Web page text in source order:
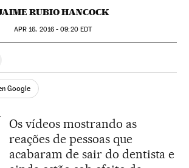
RUBIO HANCOCK
APR 16, 2016 - 09:20EDT
Facebook
en TwitterRedes Sociales
Google
Os vídeos mostrando as
reações de pessoas que
acabaram de sair do dentista e